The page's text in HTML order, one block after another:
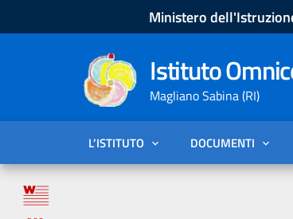
Ministero
Istituto
Magliano Sabina (RI)
L’ISTITUTO DOCUMENTI